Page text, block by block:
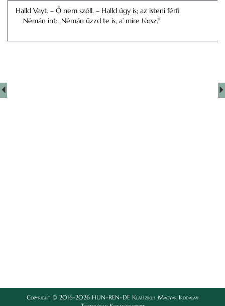
Halld Vayt. – Ő nem szóll. – Halld úgy is; az isteni férfi
Némán int: „Némán űzzd te is, a’ mire törsz.”
Copyright © 2016-2026 HUN–REN–DE Klasszikus Magyar Irodalmi